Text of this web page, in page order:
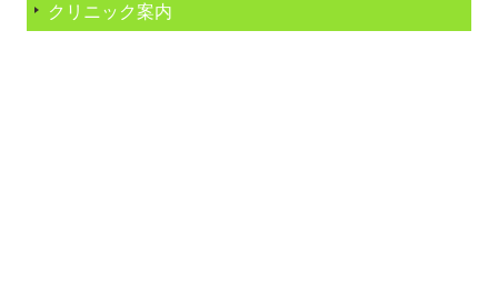
クリニック案内